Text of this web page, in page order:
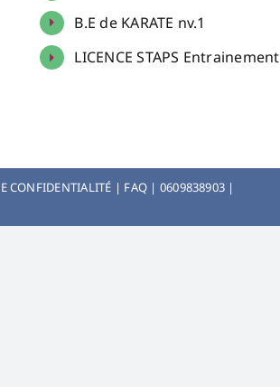
B.E de KARATE nv.1
LICENCE STAPS Entrainement
CONFIDENTIALITÉ | FAQ | 0609838903 |